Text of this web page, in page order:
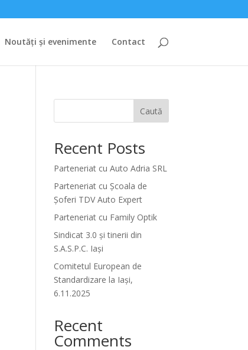
Noutăți și evenimente Contact
Caută
Recent Posts
Parteneriat cu Auto Adria SRL
Parteneriat cu Școala de
Șoferi TDV Auto Expert
Parteneriat cu Family Optik
Sindicat 3.0 și tinerii din
S.A.S.P.C. Iași
Comitetul European de
Standardizare la Iași,
6.11.2025
Recent
Comments